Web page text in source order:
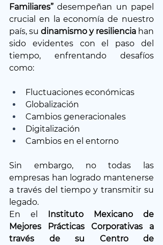
Familiares” desempeñan un papel
crucial en la economía de nuestro
país, su dinamismo y resiliencia han
sido evidentes con el paso del
tiempo, enfrentando desafíos
como:
Fluctuaciones económicas
Globalización
Cambios generacionales
Digitalización
Cambios en el entorno
Sin embargo, no todas las
empresas han logrado mantenerse
a través del tiempo y transmitir su
legado.
En el
Instituto Mexicano de
Mejores Prácticas Corporativas a
través de su Centro de